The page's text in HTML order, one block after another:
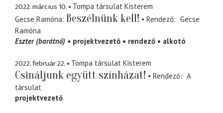
2022. március 10.
Tompa társulat Kisterem
Gecse Ramóna Beszélnünk kell! Rendező
Gecse
Ramóna
Eszter (barátnő)
projektvezető rendező alkotó
2022. február 22. Tompa társulat Kisterem
Csináljunk együtt színházat! Rendező
A
társulat
projektvezető